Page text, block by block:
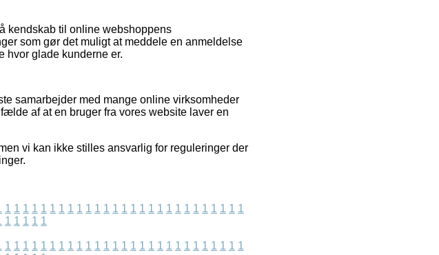
kendskab til online webshoppens
som gør det muligt at meddele en anmeldelse
hvor glade kunderne er.
samarbejder med mange online virksomheder
af at en bruger fra vores website laver en
vi kan ikke stilles ansvarlig for reguleringer der
1 1 1 1 1 1 1 1 1 1 1 1 1 1 1 1 1 1 1 1 1 1 1 1 1 1 1
1 1 1 1 1
1 1 1 1 1 1 1 1 1 1 1 1 1 1 1 1 1 1 1 1 1 1 1 1 1 1 1